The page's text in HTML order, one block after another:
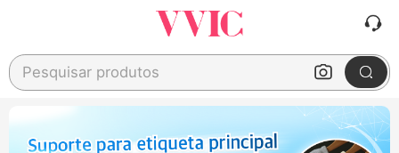
Pesquisar produtos